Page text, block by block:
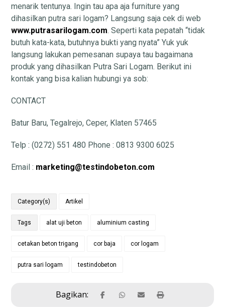
menarik tentunya. Ingin tau apa aja furniture yang
dihasilkan putra sari logam? Langsung saja cek di web
www.putrasarilogam.com. Seperti kata pepatah “tidak
butuh kata-kata, butuhnya bukti yang nyata” Yuk yuk
langsung lakukan pemesanan supaya tau bagaimana
produk yang dihasilkan Putra Sari Logam. Berikut ini
kontak yang bisa kalian hubungi ya sob:
CONTACT
Batur Baru, Tegalrejo, Ceper, Klaten 57465
Telp : (0272) 551 480 Phone : 0813 9300 6025
Email : marketing@testindobeton.com
Category(s) Artikel
Tags alat uji beton aluminium casting
cetakan beton trigang cor baja cor logam
putra sari logam testindobeton